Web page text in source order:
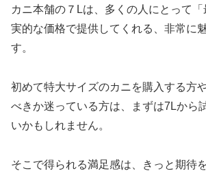
カニ本舗の７Lは、多くの人にとって
実的な価格で提供してくれる、非常に
す。
初めて特大サイズのカニを購入する方
べきか迷っている方は、まずは7Lから
いかもしれません。
そこで得られる満足感は、きっと期待